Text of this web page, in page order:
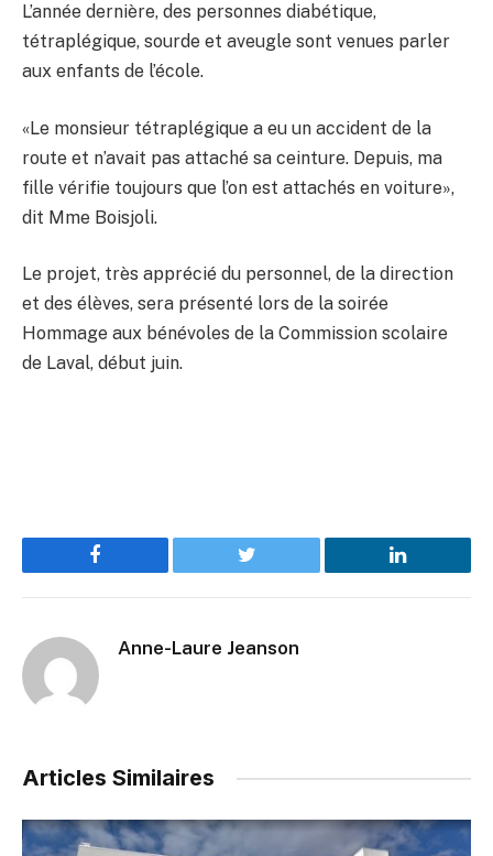
L’année dernière, des personnes diabétique,
tétraplégique, sourde et aveugle sont venues parler
aux enfants de l’école.
«Le monsieur tétraplégique a eu un accident de la
route et n’avait pas attaché sa ceinture. Depuis, ma
fille vérifie toujours que l’on est attachés en voiture»,
dit Mme Boisjoli.
Le projet, très apprécié du personnel, de la direction
et des élèves, sera présenté lors de la soirée
Hommage aux bénévoles de la Commission scolaire
de Laval, début juin.
Facebook Twitter LinkedIn
Anne-Laure Jeanson
Articles Similaires